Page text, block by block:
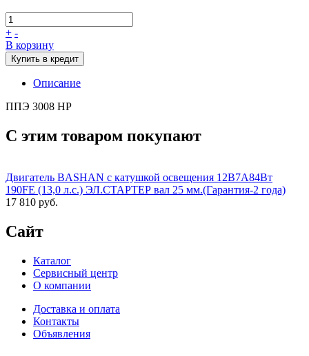
+ -
В корзину
Купить в кредит
Описание
ППЭ 3008 НР
С этим товаром покупают
Двигатель BASHAN с катушкой освещения 12В7А84Вт
190FE (13,0 л.с.) ЭЛ.СТАРТЕР вал 25 мм.(Гарантия-2 года)
17 810 руб.
Сайт
Каталог
Сервисный центр
О компании
Доставка и оплата
Контакты
Объявления